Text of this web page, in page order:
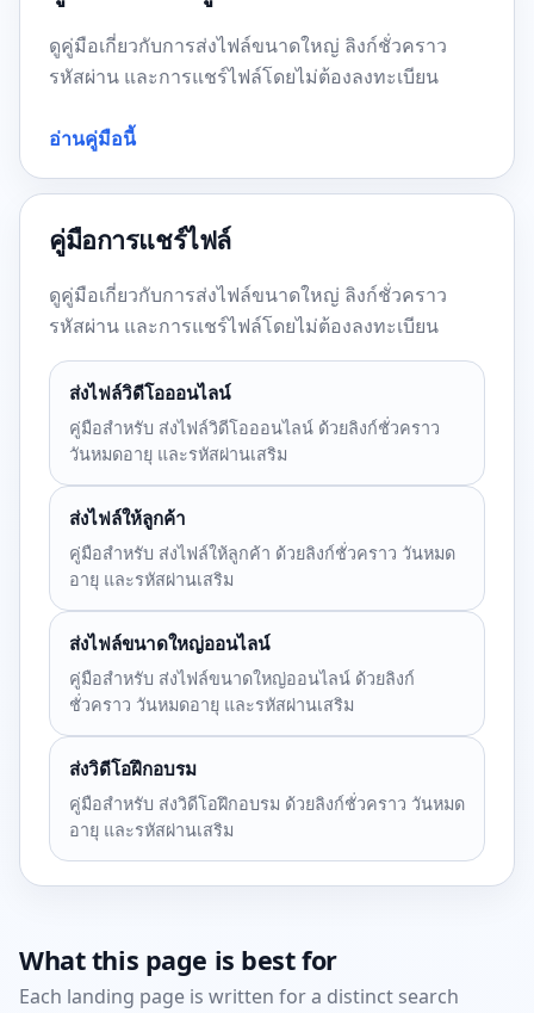
ดูคู่มือเกี่ยวกับการส่งไฟล์ขนาดใหญ่ ลิงก์ชั่วคราว
รหัสผ่าน และการแชร์ไฟล์โดยไม่ต้องลงทะเบียน
อ่านคู่มือนี้
คู่มือการแชร์ไฟล์
ดูคู่มือเกี่ยวกับการส่งไฟล์ขนาดใหญ่ ลิงก์ชั่วคราว
รหัสผ่าน และการแชร์ไฟล์โดยไม่ต้องลงทะเบียน
ส่งไฟล์วิดีโอออนไลน์
คู่มือสำหรับ ส่งไฟล์วิดีโอออนไลน์ ด้วยลิงก์ชั่วคราว
วันหมดอายุ และรหัสผ่านเสริม
ส่งไฟล์ให้ลูกค้า
คู่มือสำหรับ ส่งไฟล์ให้ลูกค้า ด้วยลิงก์ชั่วคราว วันหมด
อายุ และรหัสผ่านเสริม
ส่งไฟล์ขนาดใหญ่ออนไลน์
คู่มือสำหรับ ส่งไฟล์ขนาดใหญ่ออนไลน์ ด้วยลิงก์
ชั่วคราว วันหมดอายุ และรหัสผ่านเสริม
ส่งวิดีโอฝึกอบรม
คู่มือสำหรับ ส่งวิดีโอฝึกอบรม ด้วยลิงก์ชั่วคราว วันหมด
อายุ และรหัสผ่านเสริม
What this page is best for
Each landing page is written for a distinct search